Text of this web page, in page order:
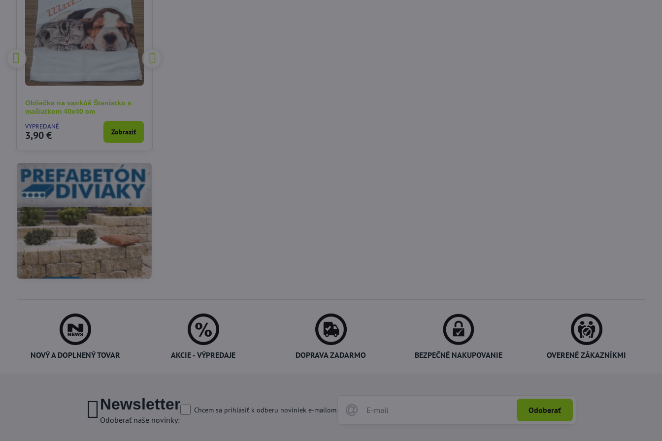
Obliečka na vankúš Šteniatko s
mačiatkom 40x40 cm
VYPREDANÉ
3,90 € Zobraziť
Vákuové skladovanie
potravín
Potreby pre cukrárov
NOVÝ A DOPLNENÝ TOVAR AKCIE - VÝPREDAJE DOPRAVA ZADARMO BEZPEČNÉ NAKUPOVANIE OVERENÉ ZÁKAZNÍKMI
Newsletter
Odoberať naše novinky:
Odoberať
Chcem sa prihlásiť k odberu noviniek e-mailom